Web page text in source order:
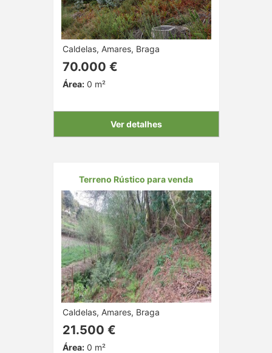
Caldelas, Amares, Braga
70.000 €
Área:0 m²
Ver detalhes
Terreno Rústico para venda
Caldelas, Amares, Braga
21.500 €
Área:0 m²